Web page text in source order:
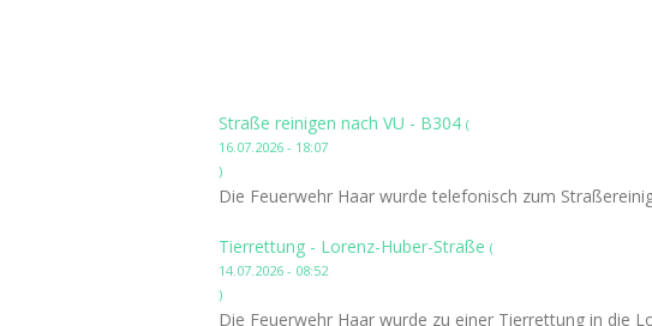
Straße reinigen nach VU - B304 (
16.07.2026 - 18:07
)
Die Feuerwehr Haar wurde telefonisch zum
Tierrettung - Lorenz-Huber-Straße (
14.07.2026 - 08:52
)
Die Feuerwehr Haar wurde zu einer Tierrettung in die